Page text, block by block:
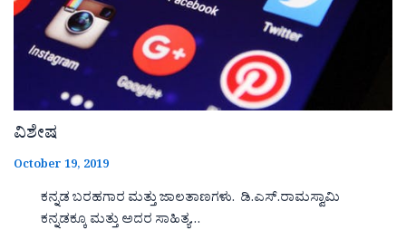
ವಿಶೇಷ
October 19, 2019
ಕನ್ನಡ ಬರಹಗಾರ ಮತ್ತು ಜಾಲತಾಣಗಳು. ಡಿ.ಎಸ್.ರಾಮಸ್ವಾಮಿ
ಕನ್ನಡಕ್ಕೂ ಮತ್ತು ಅದರ ಸಾಹಿತ್ಯ…